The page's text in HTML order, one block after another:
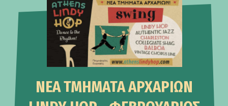
Announcements
ΝΕΑ ΤΜΗΜΑΤΑ ΑΡΧΑΡΙΩΝ